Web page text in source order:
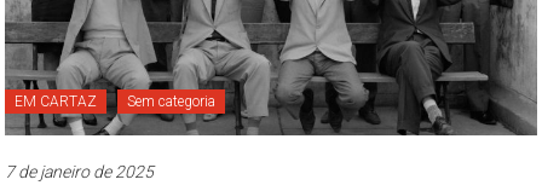
O
Museu
da
Cidade
São
EM CARTAZ Sem categoria
7 de janeiro de 2025